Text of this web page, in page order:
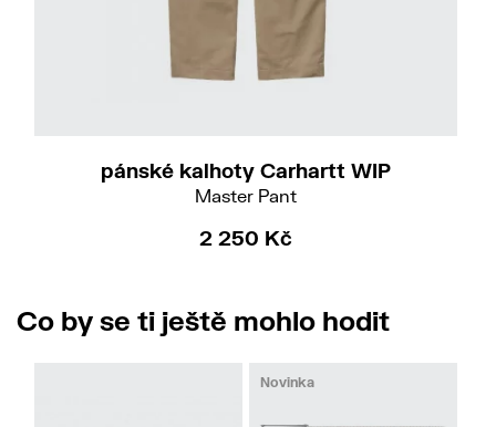
pánské kalhoty Carhartt WIP
Master Pant
2 250 Kč
Co by se ti ještě mohlo hodit
Novinka